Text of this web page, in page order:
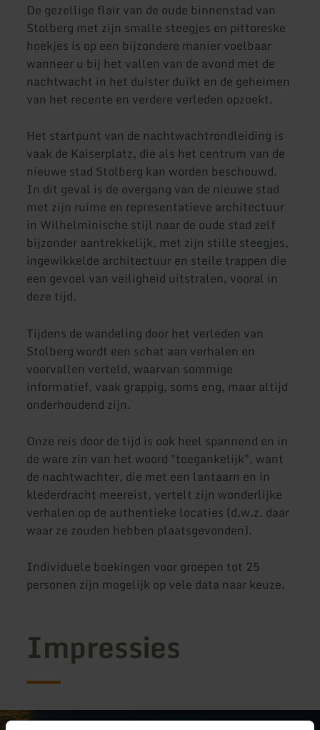
De gezellige flair van de oude binnenstad van
Stolberg met zijn smalle steegjes en pittoreske
hoekjes is op een bijzondere manier voelbaar
wanneer u bij het vallen van de avond met de
nachtwacht in het duister duikt en de geheimen
van het recente en verdere verleden opzoekt.
Het startpunt van de nachtwachtrondleiding is
vaak de Kaiserplatz, die als het centrum van de
nieuwe stad Stolberg kan worden beschouwd.
In dit geval is de overgang van de nieuwe stad
met zijn ruime en representatieve architectuur
in Wilhelminische stijl naar de oude stad zelf
bijzonder aantrekkelijk, met zijn stille steegjes,
ingewikkelde architectuur en steile trappen die
een gevoel van veiligheid uitstralen, vooral in
deze tijd.
Tijdens de wandeling door het verleden van
Stolberg wordt een schat aan verhalen en
voorvallen verteld, waarvan sommige
informatief, vaak grappig, soms eng, maar altijd
onderhoudend zijn.
Onze reis door de tijd is ook heel spannend en in
de ware zin van het woord "toegankelijk", want
de nachtwachter, die met een lantaarn en in
klederdracht meereist, vertelt zijn wonderlijke
verhalen op de authentieke locaties (d.w.z. daar
waar ze zouden hebben plaatsgevonden).
Individuele boekingen voor groepen tot 25
personen zijn mogelijk op vele data naar keuze.
Impressies